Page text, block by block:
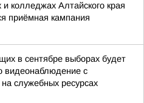
и колледжах Алтайского края
приёмная кампания
в сентябре выборах будет
видеонаблюдение с
служебных ресурсах